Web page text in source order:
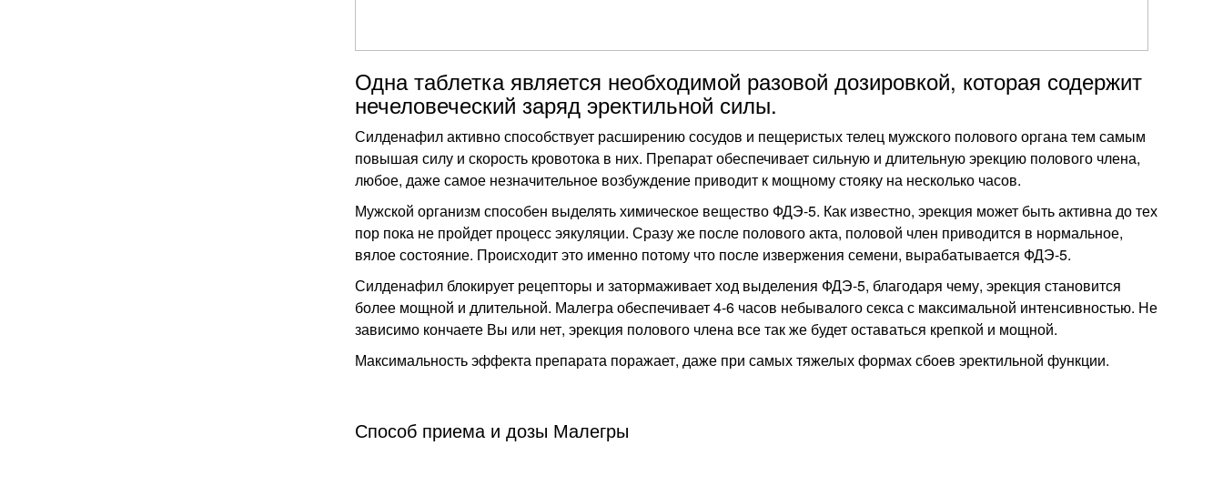
Одна таблетка является необходимой разовой дозировкой, которая содержит
нечеловеческий заряд эректильной силы.
Силденафил активно способствует расширению сосудов и пещеристых телец мужского полового органа тем самым
повышая силу и скорость кровотока в них. Препарат обеспечивает сильную и длительную эрекцию полового члена,
любое, даже самое незначительное возбуждение приводит к мощному стояку на несколько часов.
Мужской организм способен выделять химическое вещество ФДЭ-5. Как известно, эрекция может быть активна до тех
пор пока не пройдет процесс эякуляции. Сразу же после полового акта, половой член приводится в нормальное,
вялое состояние. Происходит это именно потому что после извержения семени, вырабатывается ФДЭ-5.
Силденафил блокирует рецепторы и затормаживает ход выделения ФДЭ-5, благодаря чему, эрекция становится
более мощной и длительной. Малегра обеспечивает 4-6 часов небывалого секса с максимальной интенсивностью. Не
зависимо кончаете Вы или нет, эрекция полового члена все так же будет оставаться крепкой и мощной.
Максимальность эффекта препарата поражает, даже при самых тяжелых формах сбоев эректильной функции.
Способ приема и дозы Малегры